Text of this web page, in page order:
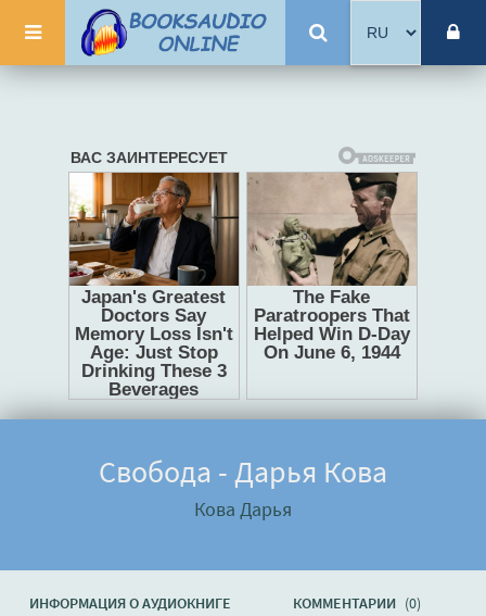
Свобода - Дарья Кова
Кова Дарья
ИНФОРМАЦИЯ О АУДИОКНИГЕ КОММЕНТАРИИ (0)